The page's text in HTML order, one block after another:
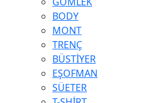
BODY
MONT
TRENÇ
BÜSTİYER
EŞOFMAN
SÜETER